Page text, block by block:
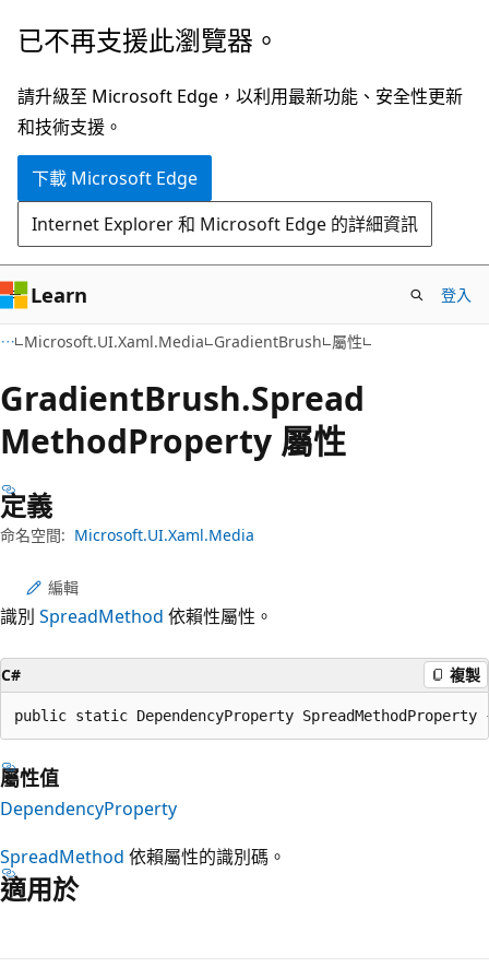
跳
主
要
內
跳
頁
面
內
覽
已不再支援此瀏覽器。
請升級至 Microsoft Edge，以利用最新功能、安全性更新
和技術支援。
下載 Microsoft Edge
Internet Explorer 和 Microsoft Edge 的詳細資訊
Learn 登入
Microsoft.UI.Xaml.Media GradientBrush 屬性
GradientBrush.Spread
MethodProperty 屬性
定義
命名空間: Microsoft.UI.Xaml.Media
編輯
識別 SpreadMethod 依賴性屬性。
C# 複製
public static DependencyProperty
屬性值
DependencyProperty
SpreadMethod 依賴屬性的識別碼。
適用於
讀